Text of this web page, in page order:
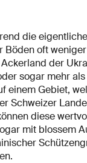
die
Böden oft
der
sogar mehr
einem Gebiet,
Schweizer
diese
mit blossem